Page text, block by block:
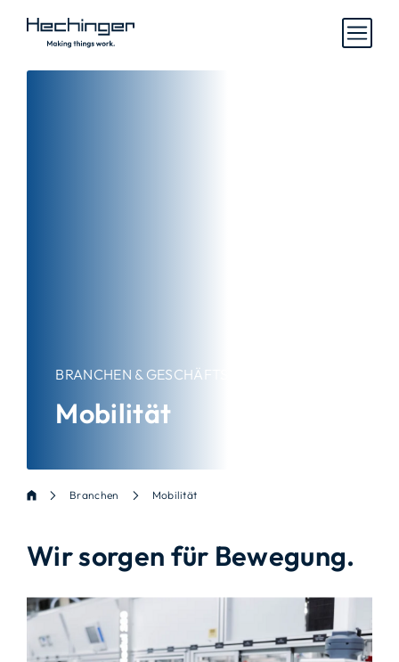
BRANCHEN & GESCHÄFTSBEREICHE
Mobilität
Branchen Mobilität
Wir sorgen für Bewegung.